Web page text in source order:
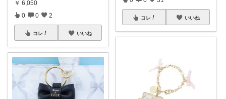
￥ 6,050
0 0 2
コレ いいね
コレ いいね